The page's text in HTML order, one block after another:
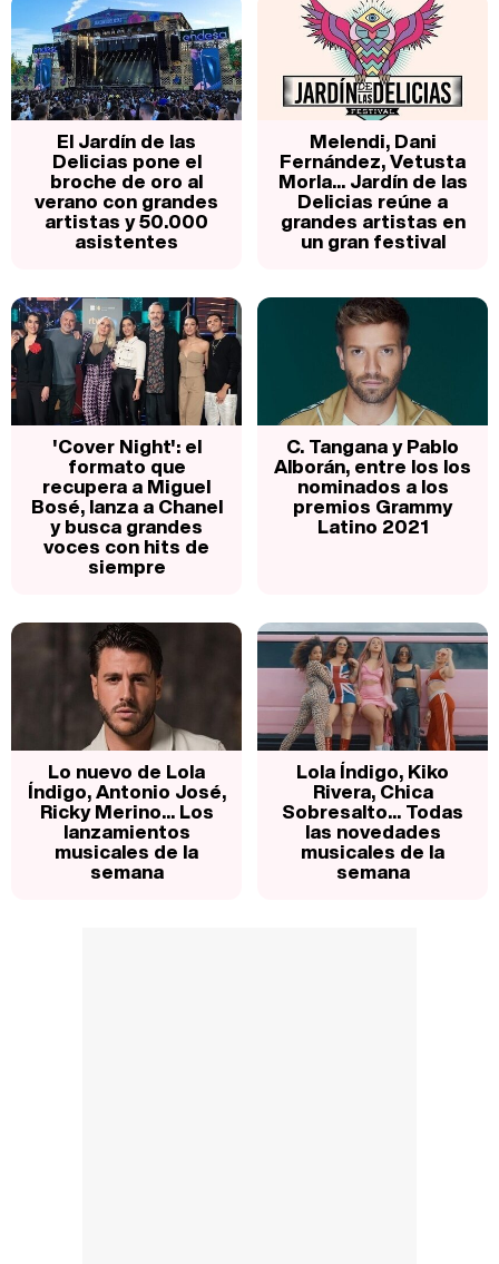
El Jardín de las
Delicias pone el
broche de oro al
verano con grandes
artistas y 50.000
asistentes
Melendi, Dani
Fernández, Vetusta
Morla... Jardín de las
Delicias reúne a
grandes artistas en
un gran festival
'Cover Night': el
formato que
recupera a Miguel
Bosé, lanza a Chanel
y busca grandes
voces con hits de
siempre
C. Tangana y Pablo
Alborán, entre los los
nominados a los
premios Grammy
Latino 2021
Lo nuevo de Lola
Índigo, Antonio José,
Ricky Merino... Los
lanzamientos
musicales de la
semana
Lola Índigo, Kiko
Rivera, Chica
Sobresalto... Todas
las novedades
musicales de la
semana